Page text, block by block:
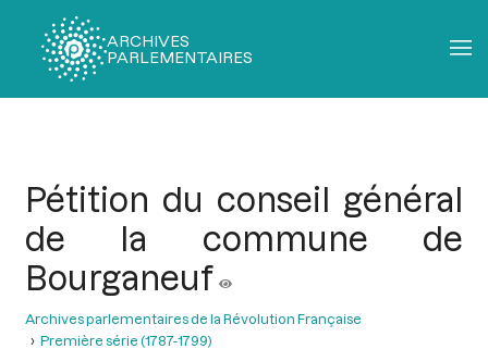
ARCHIVES
PARLEMENTAIRES
Pétition du conseil général
de la commune de
Bourganeuf
Archives parlementaires de la Révolution Française
Première série (1787-1799)